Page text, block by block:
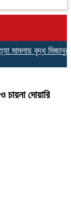
মামলায় বৃদ্ধ মিজানুর
দোয়ারি